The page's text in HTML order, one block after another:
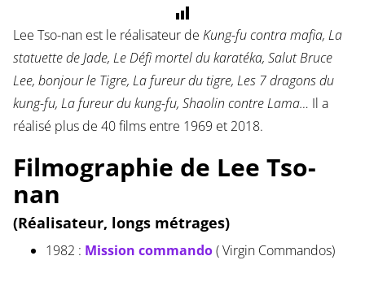
Lee Tso-nan est le réalisateur de Kung-fu contra mafia, La
statuette de Jade, Le Défi mortel du karatéka, Salut Bruce
Lee, bonjour le Tigre, La fureur du tigre, Les 7 dragons du
kung-fu, La fureur du kung-fu, Shaolin contre Lama… Il a
réalisé plus de 40 films entre 1969 et 2018.
Filmographie de Lee Tso-
nan
(Réalisateur, longs métrages)
1982 : Mission commando( Virgin Commandos)